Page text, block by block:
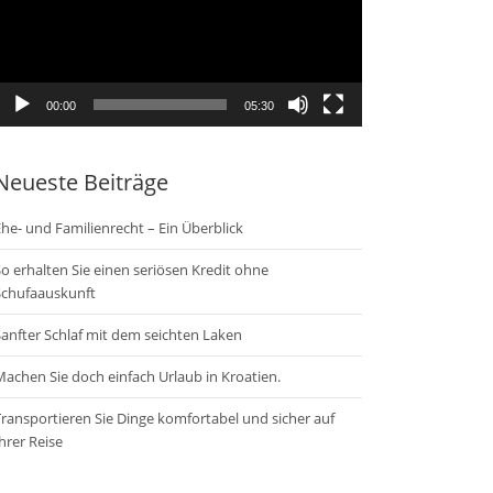
00:00 05:30
Beiträge
und Familienrecht – Ein Überblick
erhalten Sie einen seriösen Kredit ohne
Schlaf mit dem seichten Laken
Sie doch einfach Urlaub in Kroatien.
Sie Dinge komfortabel und sicher auf
Reise